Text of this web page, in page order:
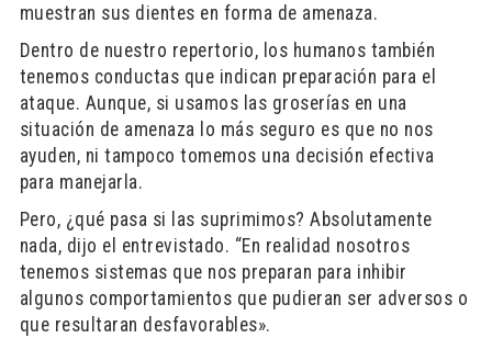
muestran sus dientes en forma de amenaza.
Dentro de nuestro repertorio, los humanos también
tenemos conductas que indican preparación para el
ataque. Aunque, si usamos las groserías en una
situación de amenaza lo más seguro es que no nos
ayuden, ni tampoco tomemos una decisión efectiva
para manejarla.
Pero, ¿qué pasa si las suprimimos? Absolutamente
nada, dijo el entrevistado. “En realidad nosotros
tenemos sistemas que nos preparan para inhibir
algunos comportamientos que pudieran ser adversos o
que resultaran desfavorables».